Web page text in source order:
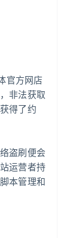
官方网店
非法获取
得了约
盗刷便会
运营者持
本管理和